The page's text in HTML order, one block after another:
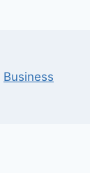
Business